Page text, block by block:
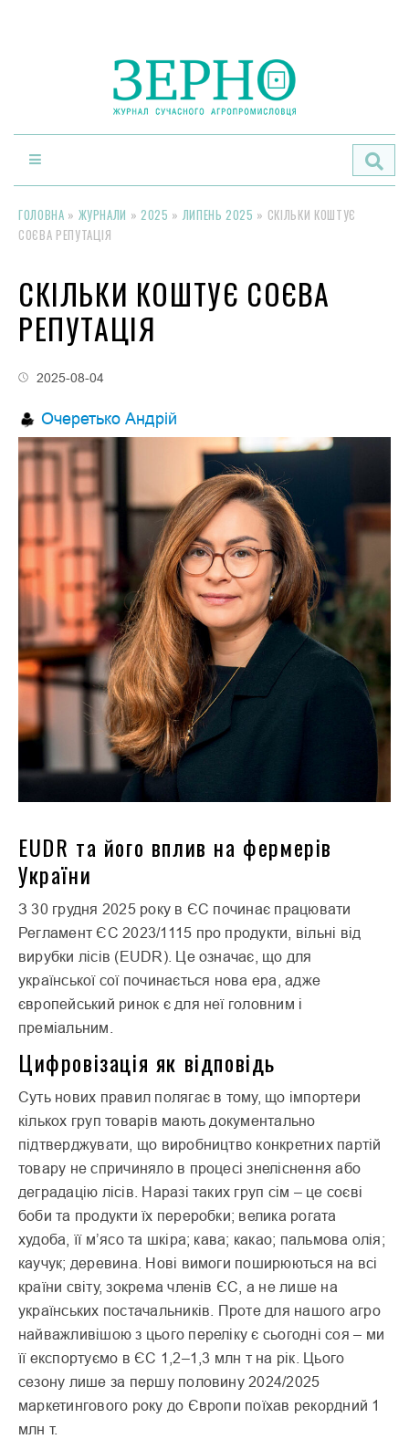
ГОЛОВНА » ЖУРНАЛИ »2025 » ЛИПЕНЬ 2025 » СКІЛЬКИ КОШТУЄ
СОЄВА РЕПУТАЦІЯ
СКІЛЬКИ КОШТУЄ СОЄВА
РЕПУТАЦІЯ
2025-08-04
Очеретько Андрій
EUDR та його вплив на фермерів
України
З 30 грудня 2025 року в ЄС починає працювати
Регламент ЄС 2023/1115 про продукти, вільні від
вирубки лісів (EUDR). Це означає, що для
української сої починається нова ера, адже
європейський ринок є для неї головним і
преміальним.
Цифровізація як відповідь
Суть нових правил полягає в тому, що імпортери
кількох груп товарів мають документально
підтверджувати, що виробництво конкретних партій
товару не спричиняло в процесі знеліснення або
деградацію лісів. Наразі таких груп сім – це соєві
боби та продукти їх переробки; велика рогата
худоба, її м’ясо та шкіра; кава; какао; пальмова олія;
каучук; деревина. Нові вимоги поширюються на всі
країни світу, зокрема членів ЄС, а не лише на
українських постачальників. Проте для нашого агро
найважливішою з цього переліку є сьогодні соя – ми
її експортуємо в ЄС 1,2–1,3 млн т на рік. Цього
сезону лише за першу половину 2024/2025
маркетингового року до Європи поїхав рекордний 1
млн т.